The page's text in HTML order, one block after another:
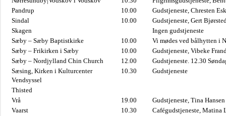
Pandrup
10.00
Gudstjeneste, Chresten
Sindal
10.00
Gudstjeneste, Gert
Skagen
Ingen gudstjeneste
Sæby – Sæby Baptistkirke
10.00
Vi mødes ved bålhytten i
Sæby – Frikirken i Sæby
10.00
Gudstjeneste, Vibeke
Sæby – Nordjylland Chin Church
12.00
Gudstjeneste. 12.30
Sæsing, Kirken i Kulturcenter
Vendsyssel
10.30 Gudstjeneste
Thisted
Vrå
19.00
Gudstjeneste, Tina Hansen
Vaarst
10.30
Cafégudstjeneste, Matina